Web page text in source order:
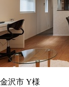
金沢市 Y様